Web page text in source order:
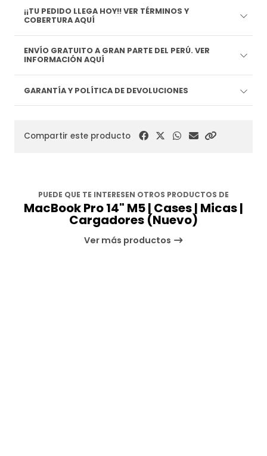
¡¡TU PEDIDO LLEGA HOY!! VER TÉRMINOS Y
COBERTURA AQUÍ
ENVÍO GRATUITO A GRAN PARTE DEL PERÚ. VER
INFORMACIÓN AQUÍ
GARANTÍA Y POLÍTICA DE DEVOLUCIONES
Compartir este producto
PUEDE QUE TE INTERESEN OTROS PRODUCTOS DE
MacBook Pro 14" M5 | Cases | Micas |
Cargadores (Nuevo)
Ver más productos